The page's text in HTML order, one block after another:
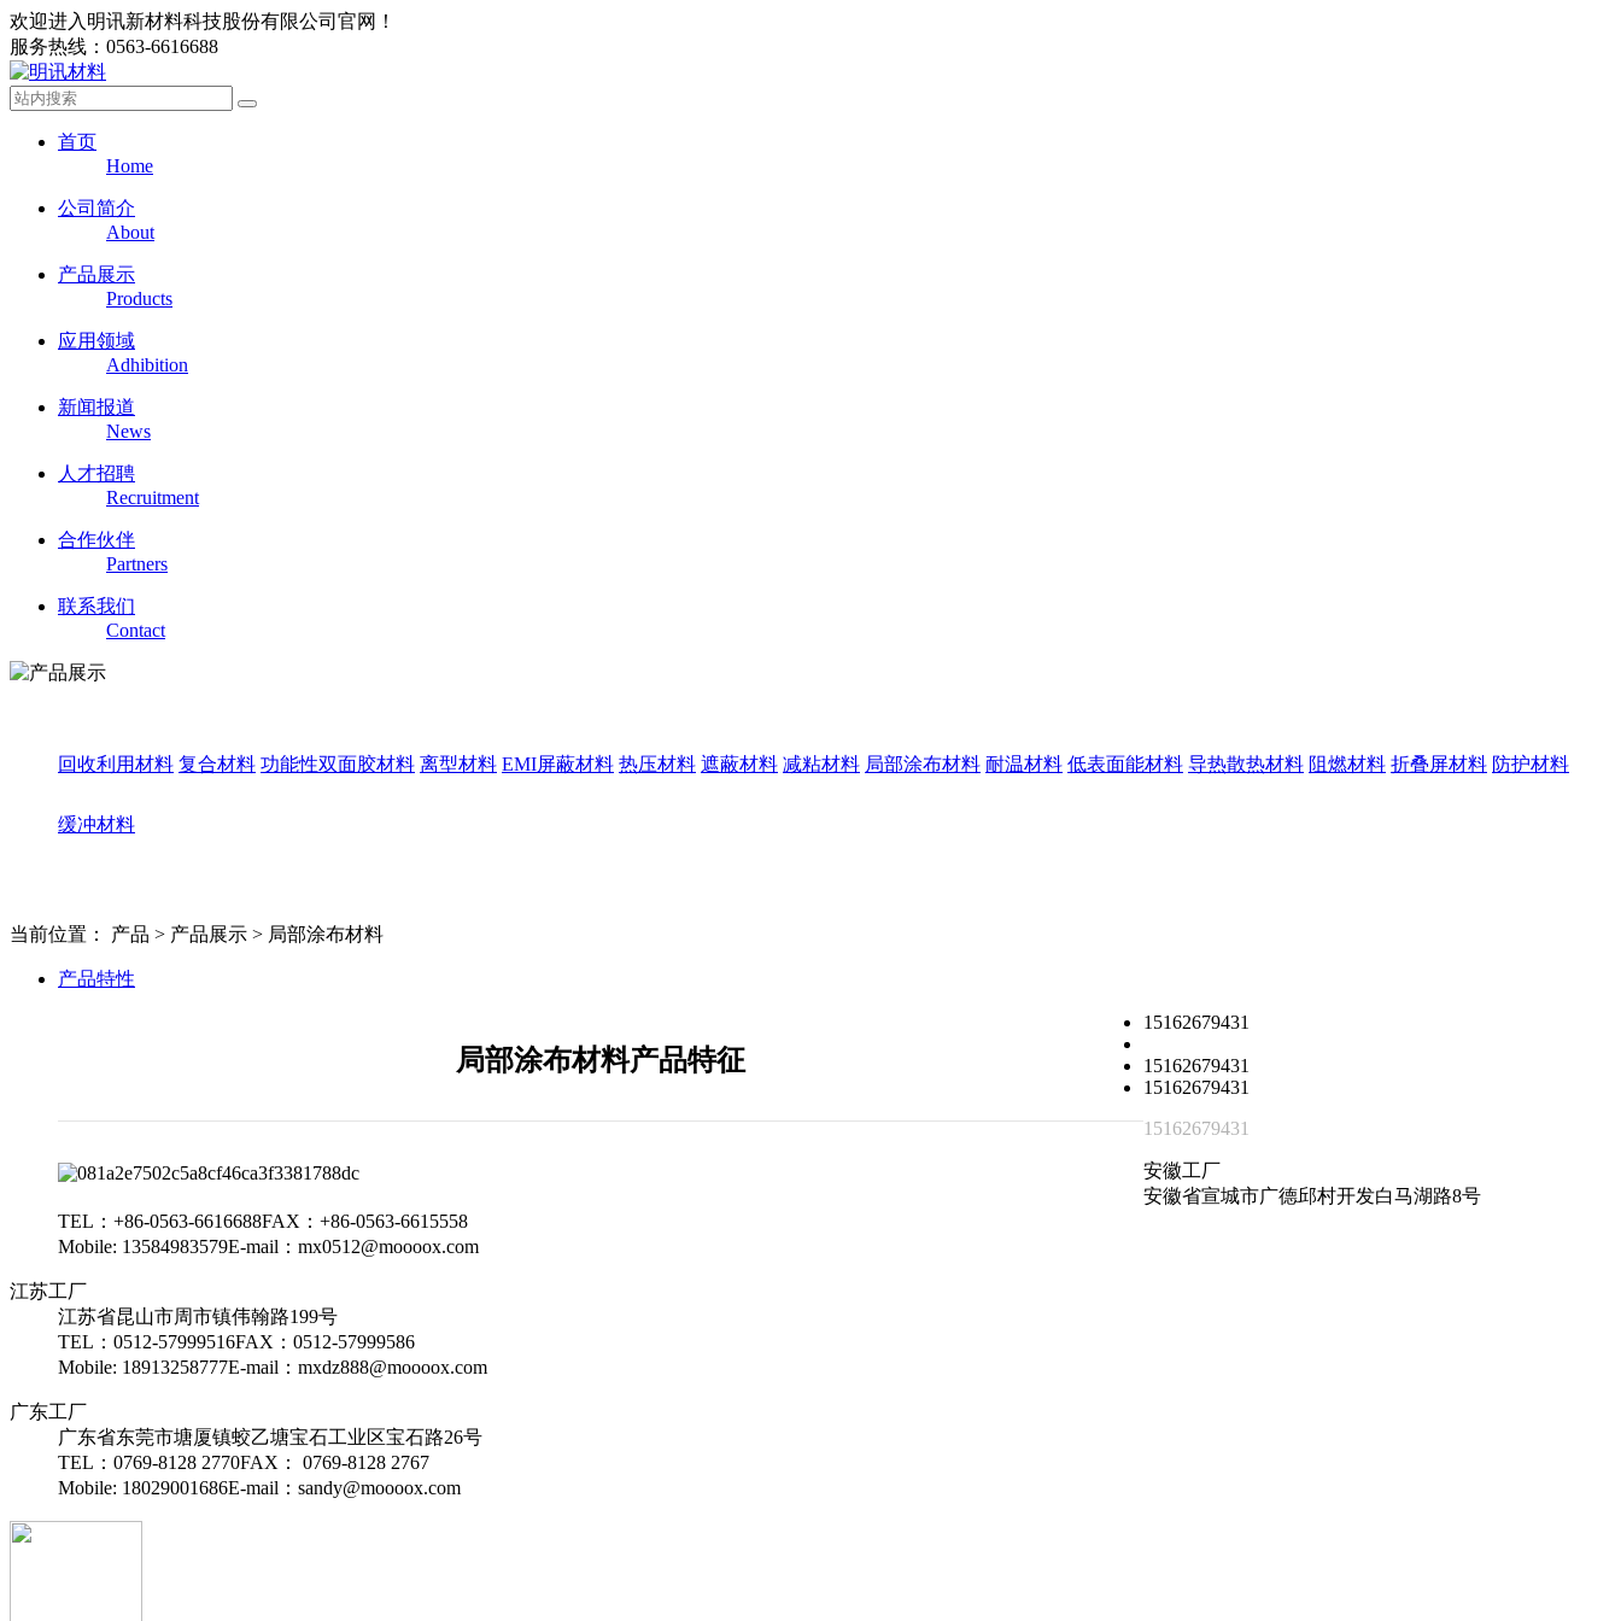
欢迎进入明讯新材料科技股份有限公司官网！
服务热线：0563-6616688
首页
Home
公司简介
About
产品展示
Products
应用领域
Adhibition
新闻报道
News
人才招聘
Recruitment
合作伙伴
Partners
联系我们
Contact
回收利用材料 复合材料 功能性双面胶材料 离型材料 EMI屏蔽材料 热压材料 遮蔽材料 减粘材料 局部涂布材料 耐温材料 低表面能材料 导热散热材料 阻燃材料 折叠屏材料 防护材料
缓冲材料
当前位置： 产品 > 产品展示 > 局部涂布材料
产品特性
局部涂布材料产品特征
15162679431
15162679431
15162679431
15162679431
安徽工厂
安徽省宣城市广德邱村开发白马湖路8号
TEL：+86-0563-6616688FAX：+86-0563-6615558
Mobile: 13584983579E-mail：mx0512@moooox.com
江苏工厂
江苏省昆山市周市镇伟翰路199号
TEL：0512-57999516FAX：0512-57999586
Mobile: 18913258777E-mail：mxdz888@moooox.com
广东工厂
广东省东莞市塘厦镇蛟乙塘宝石工业区宝石路26号
TEL：0769-8128 2770FAX： 0769-8128 2767
Mobile: 18029001686E-mail：sandy@moooox.com